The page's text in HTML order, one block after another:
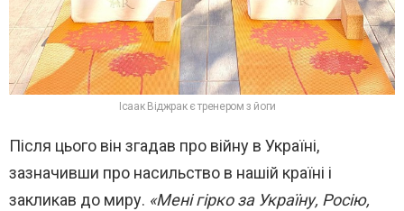
Ісаак Віджрак є тренером з йоги
Після цього він згадав про війну в Україні,
зазначивши про насильство в нашій країні і
закликав до миру. «Мені гірко за Україну, Росію,